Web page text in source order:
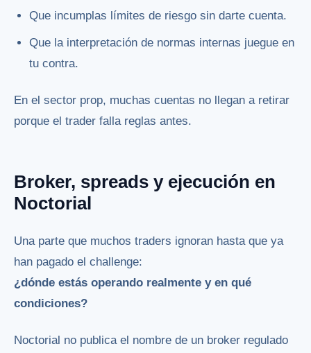
Que incumplas límites de riesgo sin darte cuenta.
Que la interpretación de normas internas juegue en
tu contra.
En el sector prop, muchas cuentas no llegan a retirar
porque el trader falla reglas antes.
Broker, spreads y ejecución en
Noctorial
Una parte que muchos traders ignoran hasta que ya
han pagado el challenge:
¿dónde estás operando realmente y en qué
condiciones?
Noctorial no publica el nombre de un broker regulado